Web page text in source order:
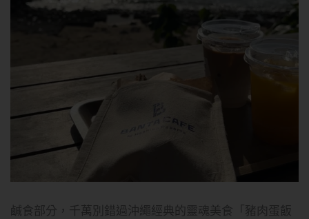
鹹食部分，千萬別錯過沖繩經典的靈魂美食「豬肉蛋飯